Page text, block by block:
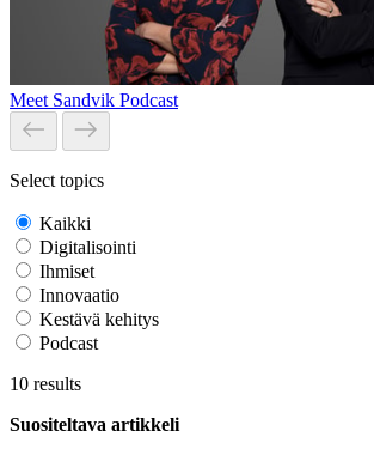
Meet Sandvik Podcast
Select topics
Kaikki
Digitalisointi
Ihmiset
Innovaatio
Kestävä kehitys
Podcast
10 results
Suositeltava artikkeli